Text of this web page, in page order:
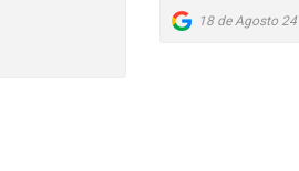
18 de Agosto 24